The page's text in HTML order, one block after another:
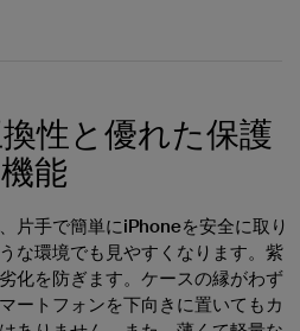
性と優れた保護
機能
片手で簡単にiPhoneを安全に取り
な環境でも見やすくなります。紫
化を防ぎます。ケースの縁がわず
ートフォンを下向きに置いてもカ